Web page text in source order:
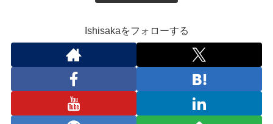
Ishisakaをフォローする